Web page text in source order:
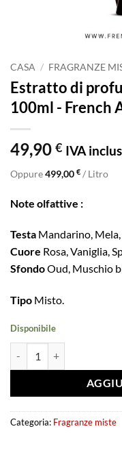
CASA / FRAGRANZE
Estratto di
100ml - French
49,90 € IVA
Oppure499,00 € / Litro
Note olfattive :
Testa Mandarino,
Cuore Rosa, Vaniglia,
SfondoOud, Muschio
Tipo Misto.
Disponibile
Categoria: Fragranze miste